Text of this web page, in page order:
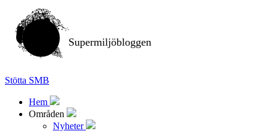
Supermiljöbloggen
Stötta SMB
Hem
Områden
Nyheter